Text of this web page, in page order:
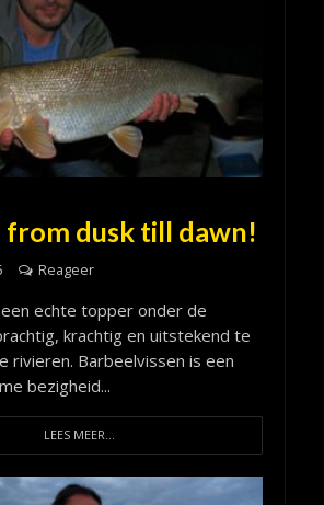
from dusk till dawn!
Reageer
echte topper onder de
krachtig en uitstekend te
rivieren. Barbeelvissen is een
bezigheid...
LEES MEER...